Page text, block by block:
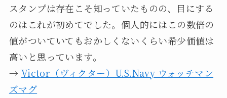
スタンプは存在こそ知っていたものの、目にする
のはこれが初めてでした。個人的にはこの数倍の
値がついていてもおかしくないくらい希少価値は
高いと思っています。
→ Victor（ヴィクター）U.S.Navy ウォッチマン
ズマグ